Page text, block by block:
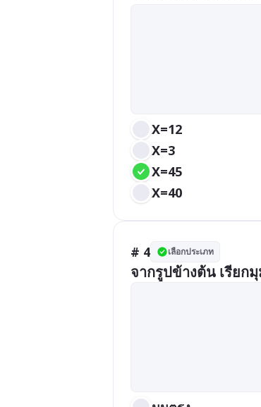
X=12
X=3
X=45
X=40
# 4 เลือกประเภท
จากรูปข้างต้น เรียก